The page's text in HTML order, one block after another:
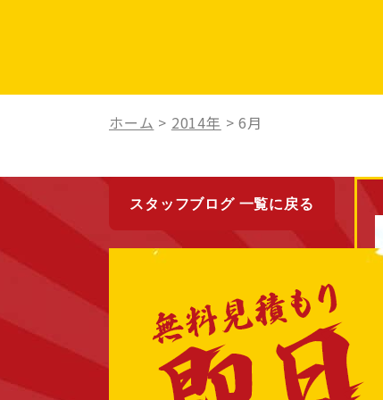
ホーム > 2014年 >6月
スタッフブログ 一覧に戻る
2014/06/30
岐阜県多治見市のH様邸のビフォ